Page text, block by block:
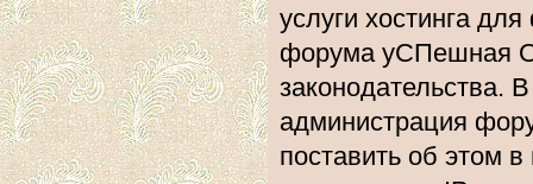
услуги хостинга
форума уСПешная
законодательства.
администрация
поставить об этом